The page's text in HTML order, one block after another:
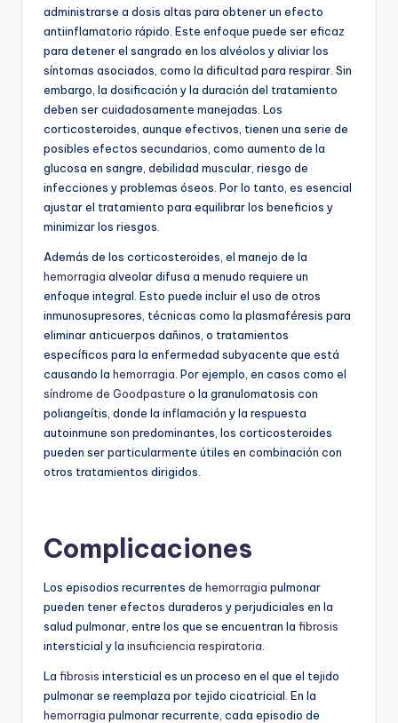
administrarse a dosis altas para obtener un efecto
antiinflamatorio rápido. Este enfoque puede ser eficaz
para detener el sangrado en los alvéolos y aliviar los
síntomas asociados, como la dificultad para respirar. Sin
embargo, la dosificación y la duración del tratamiento
deben ser cuidadosamente manejadas. Los
corticosteroides, aunque efectivos, tienen una serie de
posibles efectos secundarios, como aumento de la
glucosa en sangre, debilidad muscular, riesgo de
infecciones y problemas óseos. Por lo tanto, es esencial
ajustar el tratamiento para equilibrar los beneficios y
minimizar los riesgos.
Además de los corticosteroides, el manejo de la
hemorragia alveolar difusa a menudo requiere un
enfoque integral. Esto puede incluir el uso de otros
inmunosupresores, técnicas como la plasmaféresis para
eliminar anticuerpos dañinos, o tratamientos
específicos para la enfermedad subyacente que está
causando la hemorragia . Por ejemplo, en casos como el
síndrome de Goodpasture o la granulomatosis con
poliangeítis, donde la inflamación y la respuesta
autoinmune son predominantes, los corticosteroides
pueden ser particularmente útiles en combinación con
otros tratamientos dirigidos.
Complicaciones
Los episodios recurrentes de hemorragia pulmonar
pueden tener efectos duraderos y perjudiciales en la
salud pulmonar, entre los que se encuentran la fibrosis
intersticial y la insuficiencia respiratoria
La fibrosis intersticial es un proceso en el que el tejido
pulmonar se reemplaza por tejido cicatricial. En la
hemorragia pulmonar recurrente, cada episodio de